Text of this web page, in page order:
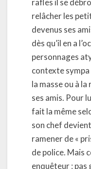
rafles il se
relâcher les
devenus ses
dès qu’il en a
personnages
contexte sympa
la masse ou à
ses amis. Pour
fait la même
son chef
ramener de «
de police. Mais
enquêteur :